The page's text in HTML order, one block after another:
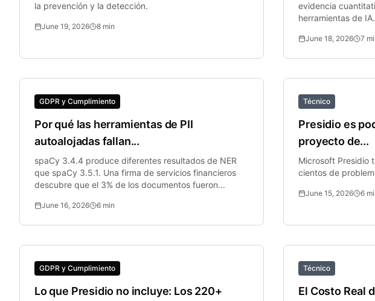
la prevención y la detección.
June 19, 2026 8 min
evidencia
herramientas de IA.
June 18, 2026 7
GDPR y Cumplimiento
Por qué las herramientas de PII
autoalojadas fallan...
spaCy 3.4.4 produce diferentes resultados de NER
que spaCy 3.5.1. Una firma de servicios financieros
descubre que el 3% de los documentos fueron...
June 16, 2026 6 min
Técnico
Presidio es
proyecto de...
Microsoft Presidio
cientos de
June 15, 2026 6
GDPR y Cumplimiento
Lo que Presidio no incluye: Los 220+
Técnico
El Costo Real